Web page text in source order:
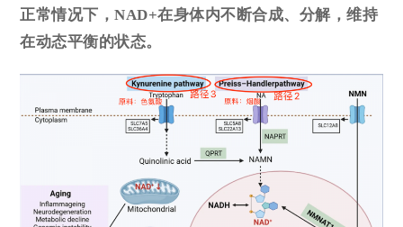
正常情况下，NAD+在身体内不断合成、分解，维持
在动态平衡的状态。